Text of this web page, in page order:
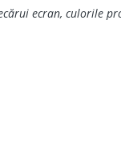
ecran, culorile